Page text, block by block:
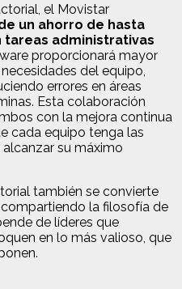
el Movistar
un ahorro de hasta
tareas administrativas
proporcionará mayor
del equipo,
errores en áreas
Esta colaboración
con la mejora continua
cada equipo tenga las
su máximo
también se convierte
la filosofía de
de líderes que
en lo más valioso, que